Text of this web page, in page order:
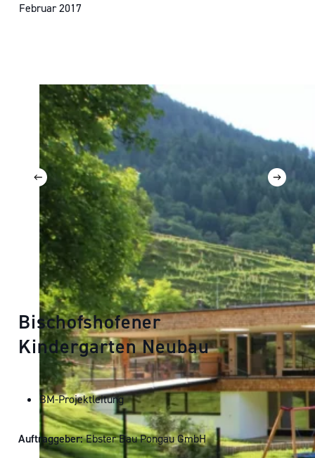
Februar 2017
Bischofshofener
Kindergarten Neubau
BM-Projektleitung
Auftraggeber:Ebster Bau Pongau GmbH